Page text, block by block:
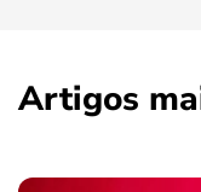
Artigos